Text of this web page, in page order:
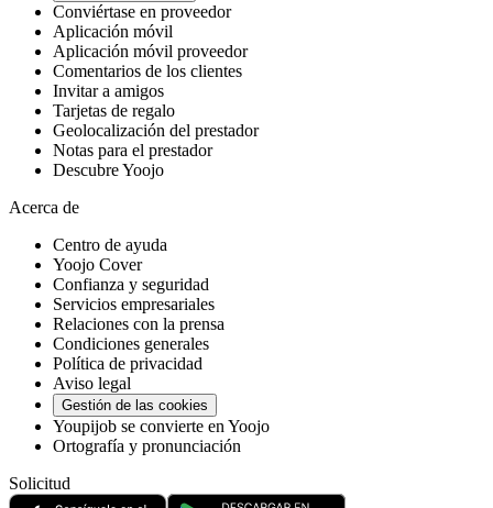
Conviértase en proveedor
Aplicación móvil
Aplicación móvil proveedor
Comentarios de los clientes
Invitar a amigos
Tarjetas de regalo
Geolocalización del prestador
Notas para el prestador
Descubre Yoojo
Acerca de
Centro de ayuda
Yoojo Cover
Confianza y seguridad
Servicios empresariales
Relaciones con la prensa
Condiciones generales
Política de privacidad
Aviso legal
Gestión de las cookies
Youpijob se convierte en Yoojo
Ortografía y pronunciación
Solicitud